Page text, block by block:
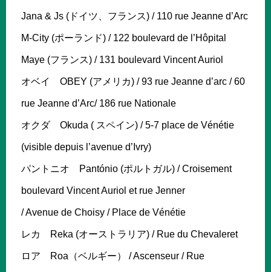
Jana & Js (ドイツ、フランス) / 110 rue Jeanne d’Arc
M-City (ポーランド) / 122 boulevard de l’Hôpital
Maye (フランス) / 131 boulevard Vincent Auriol
オベイ OBEY (アメリカ) / 93 rue Jeanne d’arc / 60
rue Jeanne d’Arc/ 186 rue Nationale
オクダ Okuda ( スペイン) / 5-7 place de Vénétie
(visible depuis l’avenue d’Ivry)
パントニオ Pantónio (ポルトガル) / Croisement
boulevard Vincent Auriol et rue Jenner
/ Avenue de Choisy / Place de Vénétie
レカ Reka (オーストラリア) / Rue du Chevaleret
ロア Roa（ベルギー） / Ascenseur / Rue